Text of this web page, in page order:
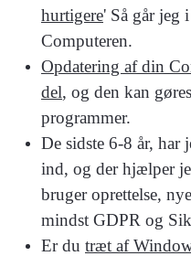
hurtigere' Så går jeg
Computeren.
Opdatering af din
del, og den kan
programmer.
De sidste 6-8 år, har
ind, og der hjælper
bruger oprettelse,
mindst GDPR og
Er du træt af